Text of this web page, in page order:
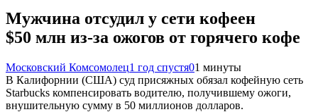
Мужчина отсудил у сети кофеен
$50 млн из-за ожогов от горячего кофе
Московский Комсомолец1 год спустя01 минуты
В Калифорнии (США) суд присяжных обязал кофейную сеть
Starbucks компенсировать водителю, получившему ожоги,
внушительную сумму в 50 миллионов долларов.